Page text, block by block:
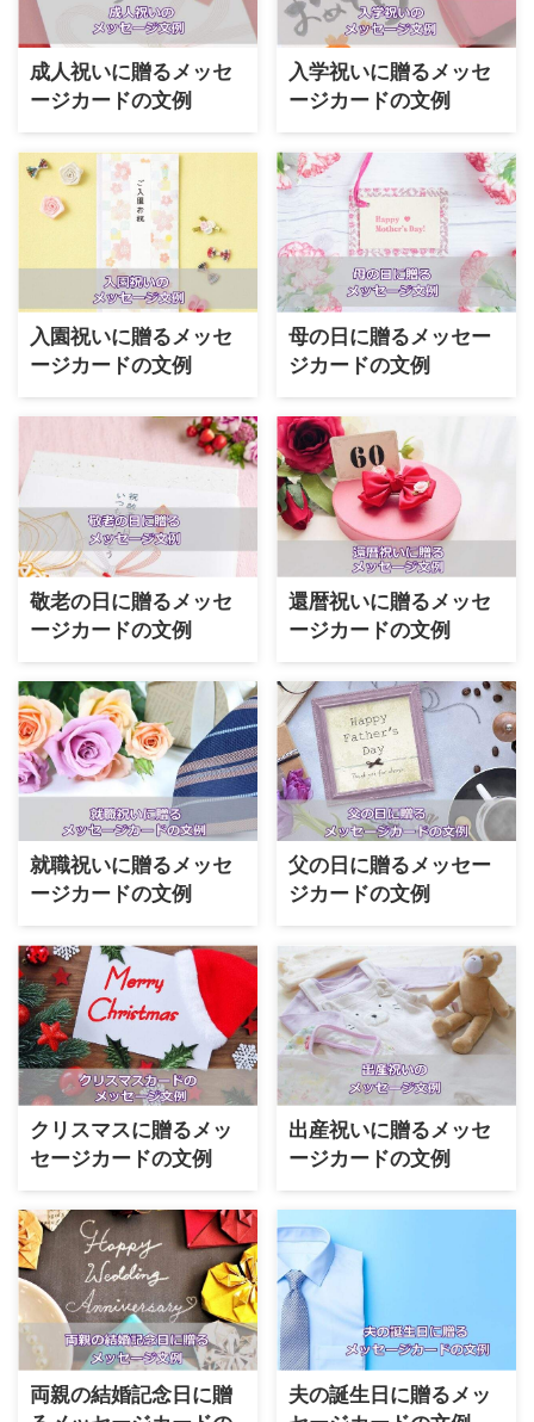
成人祝いに贈るメッセ
ージカードの文例
入学祝いに贈るメッセ
ージカードの文例
入園祝いに贈るメッセ
ージカードの文例
母の日に贈るメッセー
ジカードの文例
敬老の日に贈るメッセ
ージカードの文例
還暦祝いに贈るメッセ
ージカードの文例
就職祝いに贈るメッセ
ージカードの文例
父の日に贈るメッセー
ジカードの文例
クリスマスに贈るメッ
セージカードの文例
出産祝いに贈るメッセ
ージカードの文例
両親の結婚記念日に贈
夫の誕生日に贈るメッ